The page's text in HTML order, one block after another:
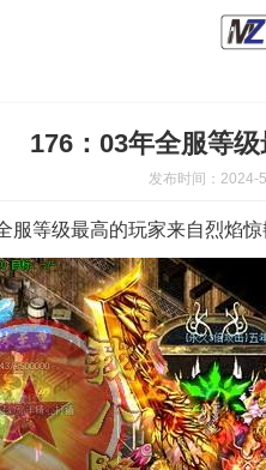
176：03年全服等
发布时间：2024-
服等级最高的玩家来自烈焰